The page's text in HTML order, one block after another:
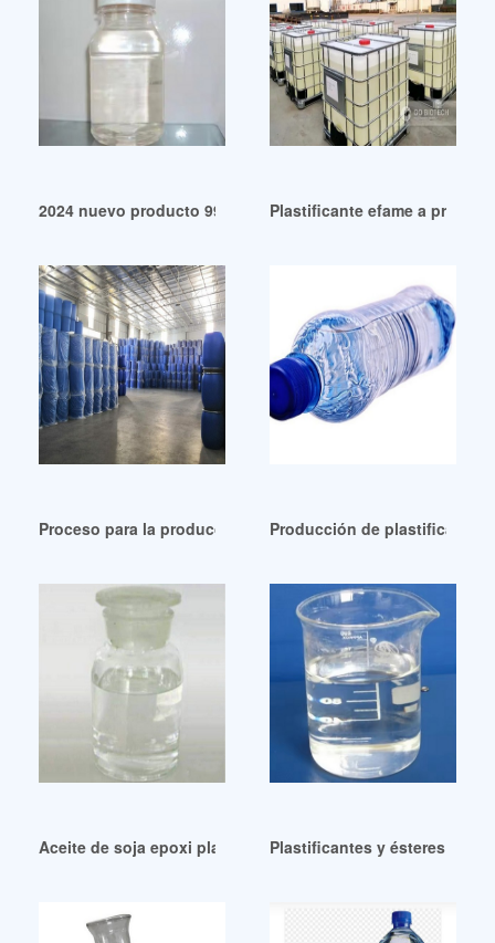
2024 nuevo producto 9988 adhesivo estructural para sala
Plastificante efame a precio
Proceso para la producción de esteres plastificantes
Producción de plastificantes
Aceite de soja epoxi plastificante Eso de alto rendimiento
Plastificantes y ésteres